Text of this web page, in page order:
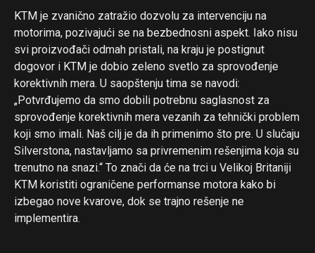
KTM je zvanično zatražio dozvolu za intervenciju na
motorima, pozivajući se na bezbednosni aspekt. Iako nisu
svi proizvođači odmah pristali, na kraju je postignut
dogovor i KTM je dobio zeleno svetlo za sprovođenje
korektivnih mera. U saopštenju tima se navodi:
„Potvrđujemo da smo dobili potrebnu saglasnost za
sprovođenje korektivnih mera vezanih za tehnički problem
koji smo imali. Naš cilj je da ih primenimo što pre. U slučaju
Silverstona, nastavljamo sa privremenim rešenjima koja su
trenutno na snazi.“ To znači da će na trci u Velikoj Britaniji
KTM koristiti ograničene performanse motora kako bi
izbegao nove kvarove, dok se trajno rešenje ne
implementira.